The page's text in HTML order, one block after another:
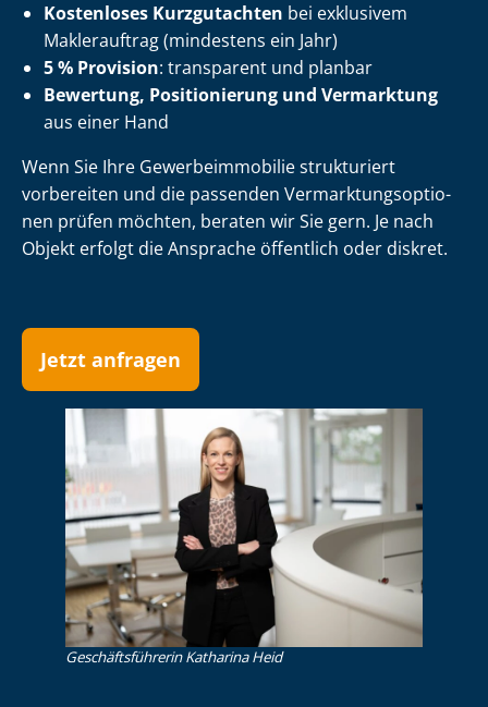
Kostenloses Kurzgutachten bei exklusivem
Maklerauftrag (mindestens ein Jahr)
5 % Provision: transparent und planbar
Bewertung, Positionierung und Vermarktung
aus einer Hand
Wenn Sie Ihre Ge­wer­be­im­mo­bi­lie strukturiert
vorbereiten und die passenden Ver­mark­tungs­op­tio­
nen prüfen möchten, beraten wir Sie gern. Je nach
Objekt erfolgt die Ansprache öffentlich oder diskret.
Jetzt anfragen
Ge­schäfts­füh­re­rin Katharina Heid